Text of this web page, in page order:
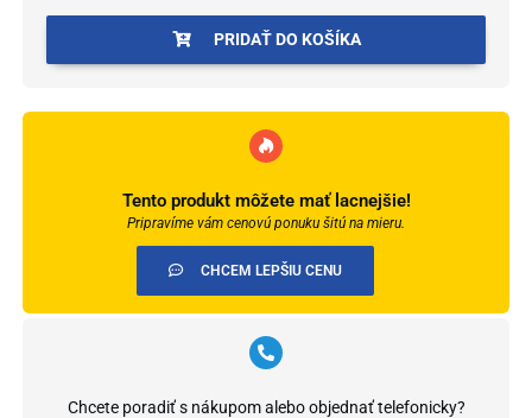
PRIDAŤ DO KOŠÍKA
Tento produkt môžete mať lacnejšie!
Pripravíme vám cenovú ponuku šitú na mieru.
CHCEM LEPŠIU CENU
Chcete poradiť s nákupom alebo objednať telefonicky?